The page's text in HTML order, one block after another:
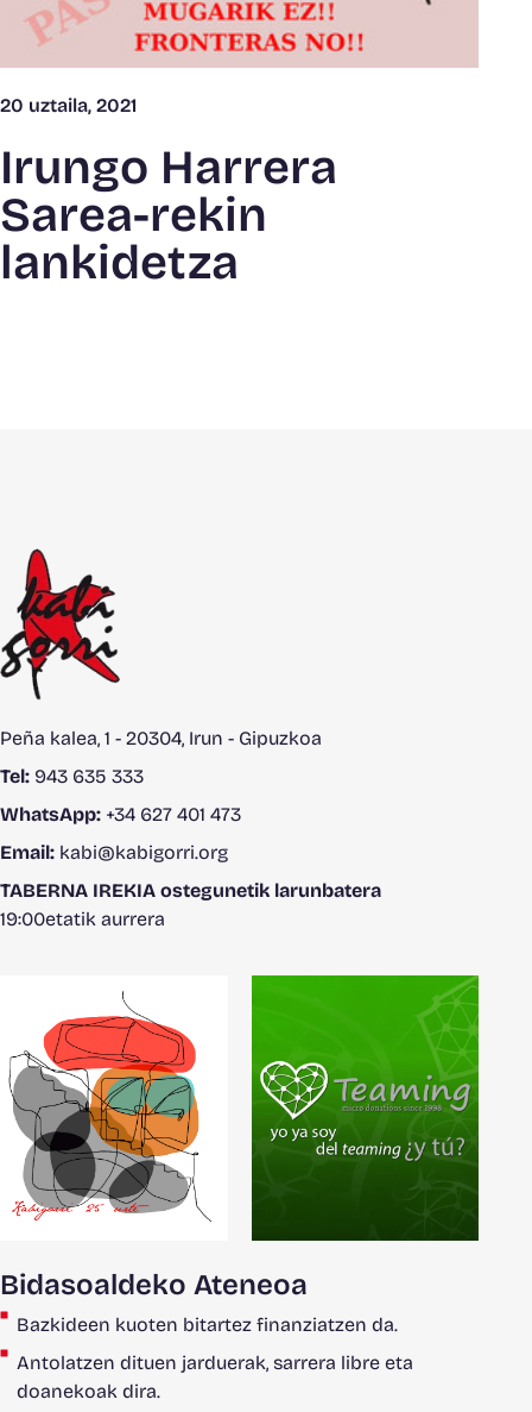
20 uztaila, 2021
Irungo Harrera
Sarea-rekin
lankidetza
Peña kalea, 1 - 20304, Irun - Gipuzkoa
Tel: 943 635 333
WhatsApp: +34 627 401 473
Email: kabi@kabigorri.org
TABERNA IREKIA ostegunetik larunbatera
19:00etatik aurrera
Bidasoaldeko Ateneoa
Bazkideen kuoten bitartez finanziatzen da.
Antolatzen dituen jarduerak, sarrera libre eta
doanekoak dira.